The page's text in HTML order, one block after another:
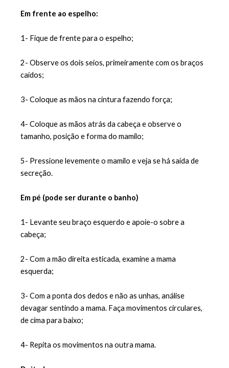
Em frente ao espelho:
1- Fique de frente para o espelho;
2- Observe os dois seios, primeiramente com os braços
caídos;
3- Coloque as mãos na cintura fazendo força;
4- Coloque as mãos atrás da cabeça e observe o
tamanho, posição e forma do mamilo;
5- Pressione levemente o mamilo e veja se há saída de
secreção.
Em pé (pode ser durante o banho)
1- Levante seu braço esquerdo e apoie-o sobre a
cabeça;
2- Com a mão direita esticada, examine a mama
esquerda;
3- Com a ponta dos dedos e não as unhas, análise
devagar sentindo a mama. Faça movimentos circulares,
de cima para baixo;
4- Repita os movimentos na outra mama.